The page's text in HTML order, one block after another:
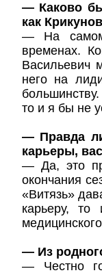
— Каково
как
— На самом
временах.
Васильевич
него на
то и я бы не
— Правда
карьеры,
— Да, это
окончания
«Витязь»
карьеру, то
— Из
— Честно